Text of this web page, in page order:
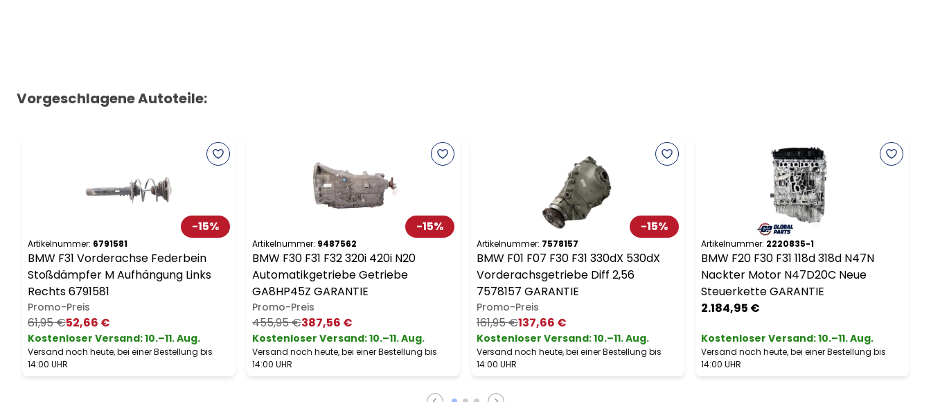
Vorgeschlagene Autoteile:
-15%
Artikelnummer: 6791581
BMW F31 Vorderachse Federbein
Stoßdämpfer M Aufhängung Links
Rechts 6791581
Promo-Preis
61,95 €52,66 €
Kostenloser Versand:10.–11. Aug.
Versand noch heute, bei einer Bestellung bis
14:00 UHR
-15%
Artikelnummer: 9487562
BMW F30 F31 F32 320i 420i N20
Automatikgetriebe Getriebe
GA8HP45Z GARANTIE
Promo-Preis
455,95 €387,56 €
Kostenloser Versand:10.–11. Aug.
Versand noch heute, bei einer Bestellung bis
14:00 UHR
-15%
Artikelnummer: 7578157
BMW F01 F07 F30 F31 330dX 530dX
Vorderachsgetriebe Diff 2,56
7578157 GARANTIE
Promo-Preis
161,95 €137,66 €
Kostenloser Versand:10.–11. Aug.
Versand noch heute, bei einer Bestellung bis
14:00 UHR
Artikelnummer: 2220835-1
BMW F20 F30 F31 118d 318d N47N
Nackter Motor N47D20C Neue
Steuerkette GARANTIE
2.184,95 €
Kostenloser Versand:10.–11. Aug.
Versand noch heute, bei einer Bestellung bis
14:00 UHR